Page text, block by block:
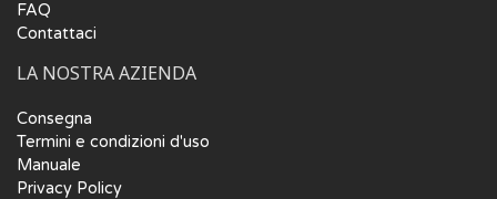
FAQ
Contattaci
LA NOSTRA AZIENDA
Consegna
Termini e condizioni d'uso
Manuale
Privacy Policy